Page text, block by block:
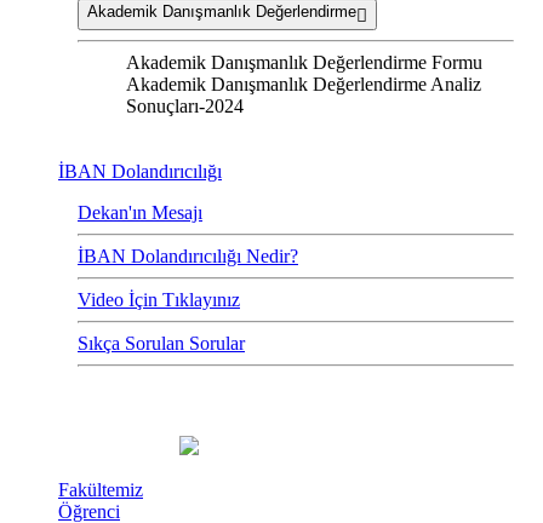
Akademik Danışmanlık Değerlendirme
Akademik Danışmanlık Değerlendirme Formu
Akademik Danışmanlık Değerlendirme Analiz
Sonuçları-2024
İBAN Dolandırıcılığı
Dekan'ın Mesajı
İBAN Dolandırıcılığı Nedir?
Video İçin Tıklayınız
Sıkça Sorulan Sorular
Fakültemiz
Öğrenci